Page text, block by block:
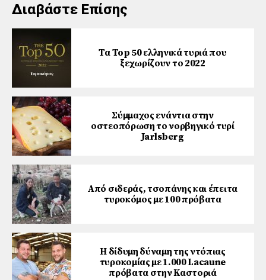
Διαβάστε Επίσης
Τα Top 50 ελληνικά τυριά που
ξεχωρίζουν το 2022
Σύμμαχος ενάντια στην
οστεοπόρωση το νορβηγικό τυρί
Jarlsberg
Από σιδεράς, τσοπάνης και έπειτα
τυροκόμος με 100 πρόβατα
Η δίδυμη δύναμη της ντόπιας
τυροκομίας με 1.000 Lacaune
πρόβατα στην Καστοριά